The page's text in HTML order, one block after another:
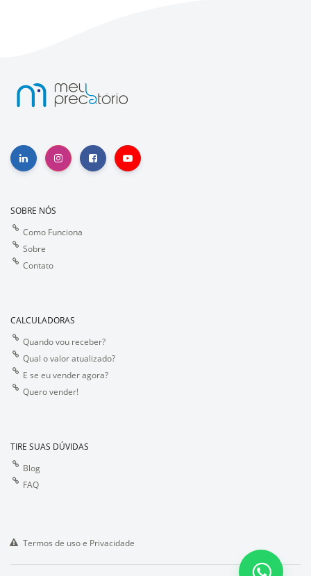
SOBRE NÓS
Como Funciona
Sobre
Contato
CALCULADORAS
Quando vou receber?
Qual o valor atualizado?
E se eu vender agora?
Quero vender!
TIRE SUAS DÚVIDAS
Blog
FAQ
Termos de uso e Privacidade